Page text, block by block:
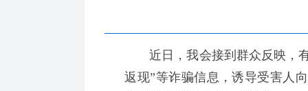
近日，我会接到群众反映，有
返现”等诈骗信息，诱导受害人